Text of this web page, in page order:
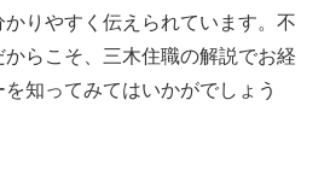
りやすく伝えられています。不
らこそ、三木住職の解説でお経
知ってみてはいかがでしょう